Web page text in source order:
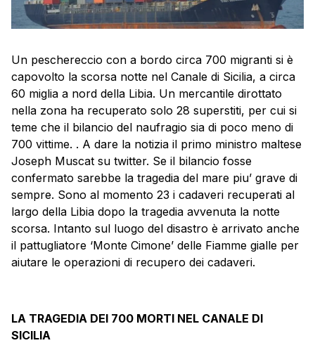
Un peschereccio con a bordo circa 700 migranti si è
capovolto la scorsa notte nel Canale di Sicilia, a circa
60 miglia a nord della Libia. Un mercantile dirottato
nella zona ha recuperato solo 28 superstiti, per cui si
teme che il bilancio del naufragio sia di poco meno di
700 vittime. . A dare la notizia il primo ministro maltese
Joseph Muscat su twitter. Se il bilancio fosse
confermato sarebbe la tragedia del mare piu’ grave di
sempre. Sono al momento 23 i cadaveri recuperati al
largo della Libia dopo la tragedia avvenuta la notte
scorsa. Intanto sul luogo del disastro è arrivato anche
il pattugliatore ‘Monte Cimone’ delle Fiamme gialle per
aiutare le operazioni di recupero dei cadaveri.
LA TRAGEDIA DEI 700 MORTI NEL CANALE DI
SICILIA